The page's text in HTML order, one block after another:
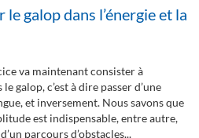
galop dans l’énergie et la
va maintenant consister à
galop, c’est à dire passer d’une
et inversement. Nous savons que
est indispensable, entre autre,
parcours d’obstacles...